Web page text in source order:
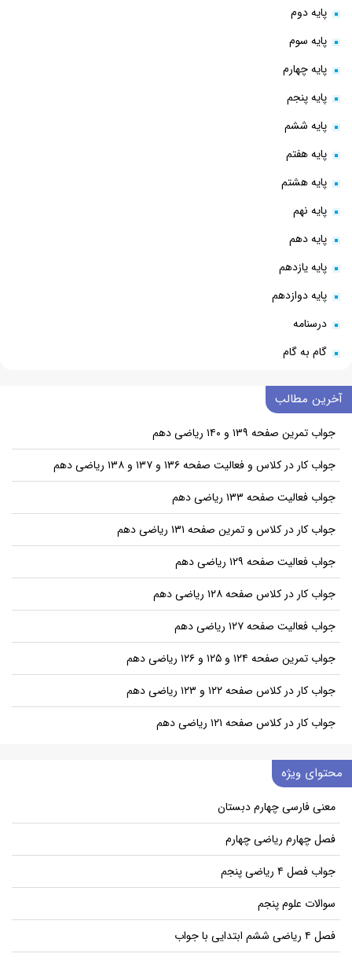
پایه دوم
پایه سوم
پایه چهارم
پایه پنجم
پایه ششم
پایه هفتم
پایه هشتم
پایه نهم
پایه دهم
پایه یازدهم
پایه دوازدهم
درسنامه
گام به گام
آخرین مطالب
جواب تمرین صفحه ۱۳۹ و ۱۴۰ ریاضی دهم
جواب کار در کلاس و فعالیت صفحه ۱۳۶ و ۱۳۷ و ۱۳۸ ریاضی دهم
جواب فعالیت صفحه ۱۳۳ ریاضی دهم
جواب کار در کلاس و تمرین صفحه ۱۳۱ ریاضی دهم
جواب فعالیت صفحه ۱۲۹ ریاضی دهم
جواب کار در کلاس صفحه ۱۲۸ ریاضی دهم
جواب فعالیت صفحه ۱۲۷ ریاضی دهم
جواب تمرین صفحه ۱۲۴ و ۱۲۵ و ۱۲۶ ریاضی دهم
جواب کار در کلاس صفحه ۱۲۲ و ۱۲۳ ریاضی دهم
جواب کار در کلاس صفحه ۱۲۱ ریاضی دهم
محتوای ویژه
معنی فارسی چهارم دبستان
فصل چهارم ریاضی چهارم
جواب فصل ۴ ریاضی پنجم
سوالات علوم پنجم
فصل ۴ ریاضی ششم ابتدایی با جواب